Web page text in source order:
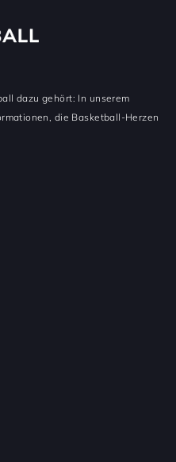
dazu gehört: In unserem
die Basketball-Herzen